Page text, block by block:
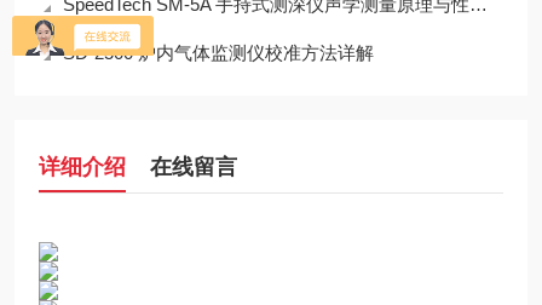
SpeedTech SM-5A 手持式测深仪声学测量原理与性能分析
SD-2500 炉内气体监测仪校准方法详解
详细介绍 在线留言